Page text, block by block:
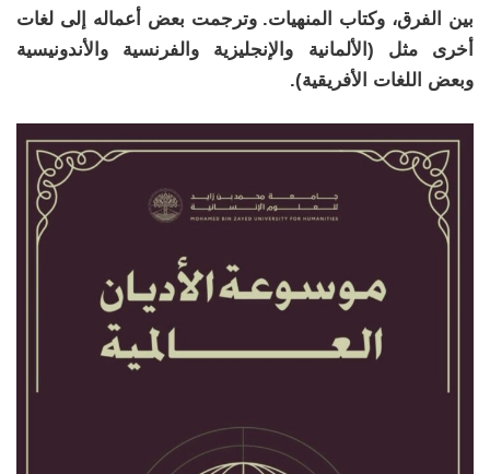
بين الفرق، وكتاب المنهيات. وترجمت بعض أعماله إلى لغات
أخرى مثل (الألمانية والإنجليزية والفرنسية والأندونيسية
وبعض اللغات الأفريقية).